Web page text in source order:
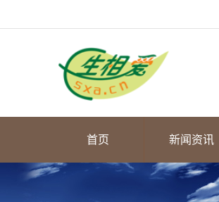
首页 新闻资讯